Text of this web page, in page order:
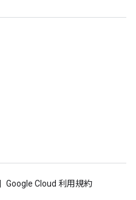
Google Cloud 利用規約